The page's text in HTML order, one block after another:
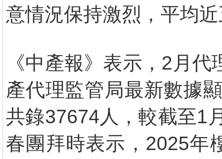
意情況保持激烈，平均
《中產報》表示，2月
產代理監管局最新數據
共錄37674人，較截至1
春團拜時表示，2025年